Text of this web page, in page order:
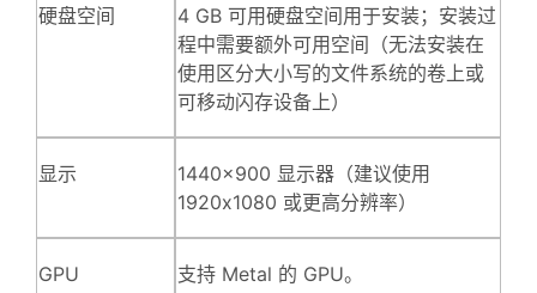
硬盘空间
4 GB 可用硬盘空间用于安装；安装过
程中需要额外可用空间（无法安装在
使用区分大小写的文件系统的卷上或
可移动闪存设备上）
显示
1440x900 显示器（建议使用
1920x1080 或更高分辨率）
GPU 支持 Metal 的 GPU。